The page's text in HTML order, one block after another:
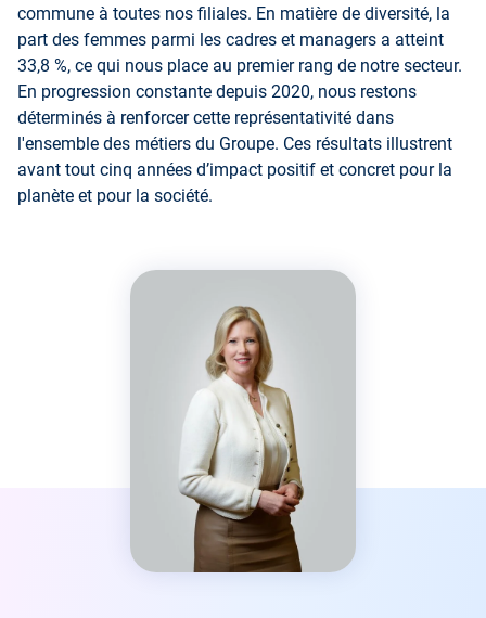
commune à toutes nos filiales. En matière de diversité, la
part des femmes parmi les cadres et managers a atteint
33,8 %, ce qui nous place au premier rang de notre secteur.
En progression constante depuis 2020, nous restons
déterminés à renforcer cette représentativité dans
l'ensemble des métiers du Groupe. Ces résultats illustrent
avant tout cinq années d’impact positif et concret pour la
planète et pour la société.